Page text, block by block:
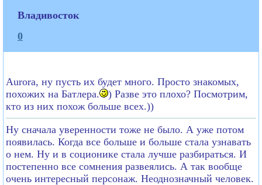
Владивосток
0
Aurora, ну пусть их будет много. Просто знакомых,
похожих на Батлера.
) Разве это плохо? Посмотрим,
кто из них похож больше всех.))
Ну сначала уверенности тоже не было. А уже потом
появилась. Когда все больше и больше стала узнавать
о нем. Ну и в соционике стала лучше разбираться. И
постепенно все сомнения развеялись. А так вообще
очень интересный персонаж. Неоднозначный человек.